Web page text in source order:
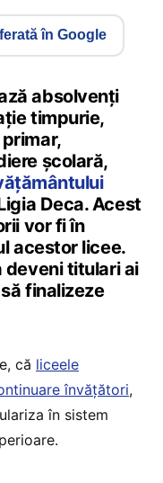
în Google
absolvenți
timpurie,
școlară,
Deca. Acest
vor fi în
acestor licee.
deveni titulari ai
finalizeze
că liceele
învățători,
în sistem